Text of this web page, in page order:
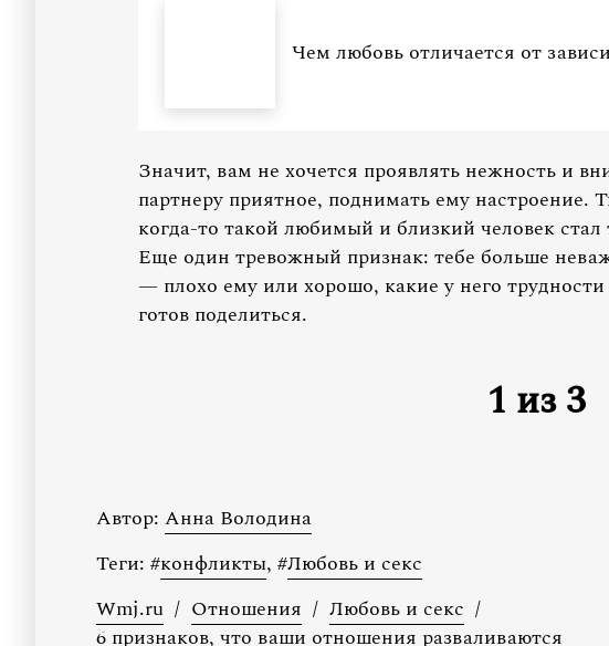
Чем любовь отличается от
Значит, вам не хочется проявлять нежность и
партнеру приятное, поднимать ему настроение.
когда-то такой любимый и близкий человек стал
Еще один тревожный признак: тебе больше
— плохо ему или хорошо, какие у него
готов поделиться.
1 из3
Автор: Анна Володина
Теги: #конфликты, #Любовь и секс
Wmj.ru / Отношения / Любовь и секс /
6 признаков, что ваши отношения разваливаются